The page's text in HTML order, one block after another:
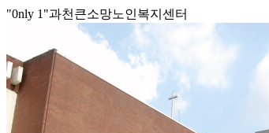
"0nly 1"과천큰소망노인복지센터